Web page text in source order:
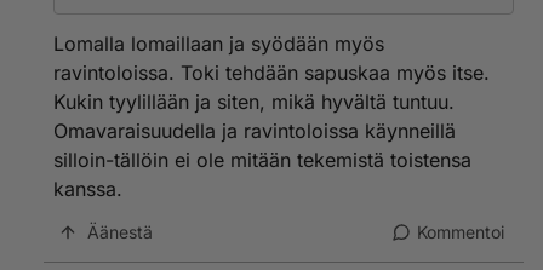
Aina laitamme safkat itse. Kalaa järvestä ja kala
valmistetaan nuotiolla tai nestekaasu grillillä.
Syksyisin sieniä ja marjoja.
Lomalla lomaillaan ja syödään myös
ravintoloissa. Toki tehdään sapuskaa myös itse.
Kukin tyylillään ja siten, mikä hyvältä tuntuu.
Omavaraisuudella ja ravintoloissa käynneillä
silloin-tällöin ei ole mitään tekemistä toistensa
kanssa.
Äänestä Kommentoi